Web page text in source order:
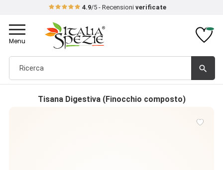
4.9/5 - Recensioni verificate
search
Toggle
navigation
Menu
Tisana Digestiva (Finocchio composto)
